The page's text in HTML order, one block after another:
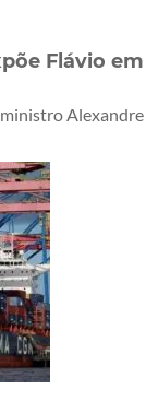
Flávio em
ministro Alexandre